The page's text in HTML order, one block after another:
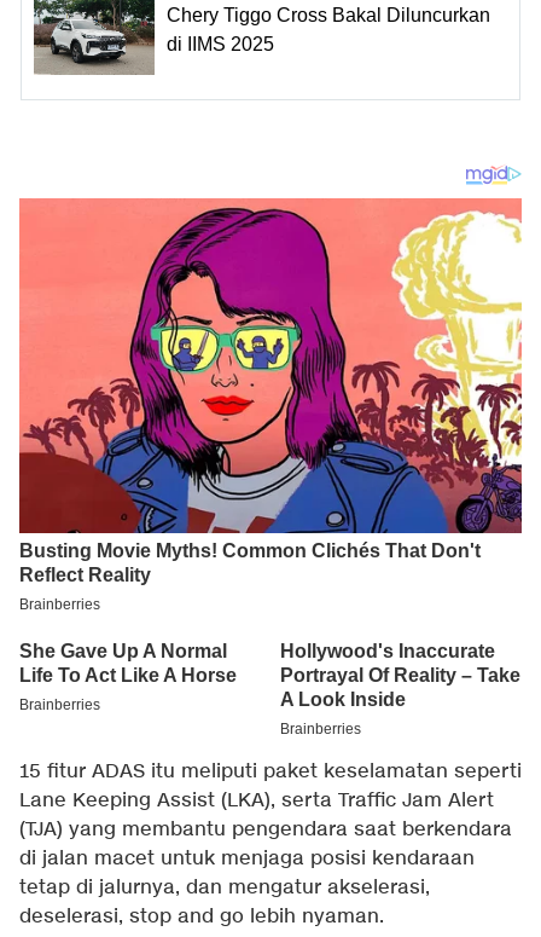
Chery Tiggo Cross Bakal Diluncurkan
di IIMS 2025
15 fitur ADAS itu meliputi paket keselamatan seperti
Lane Keeping Assist (LKA), serta Traffic Jam Alert
(TJA) yang membantu pengendara saat berkendara
di jalan macet untuk menjaga posisi kendaraan
tetap di jalurnya, dan mengatur akselerasi,
deselerasi, stop and go lebih nyaman.